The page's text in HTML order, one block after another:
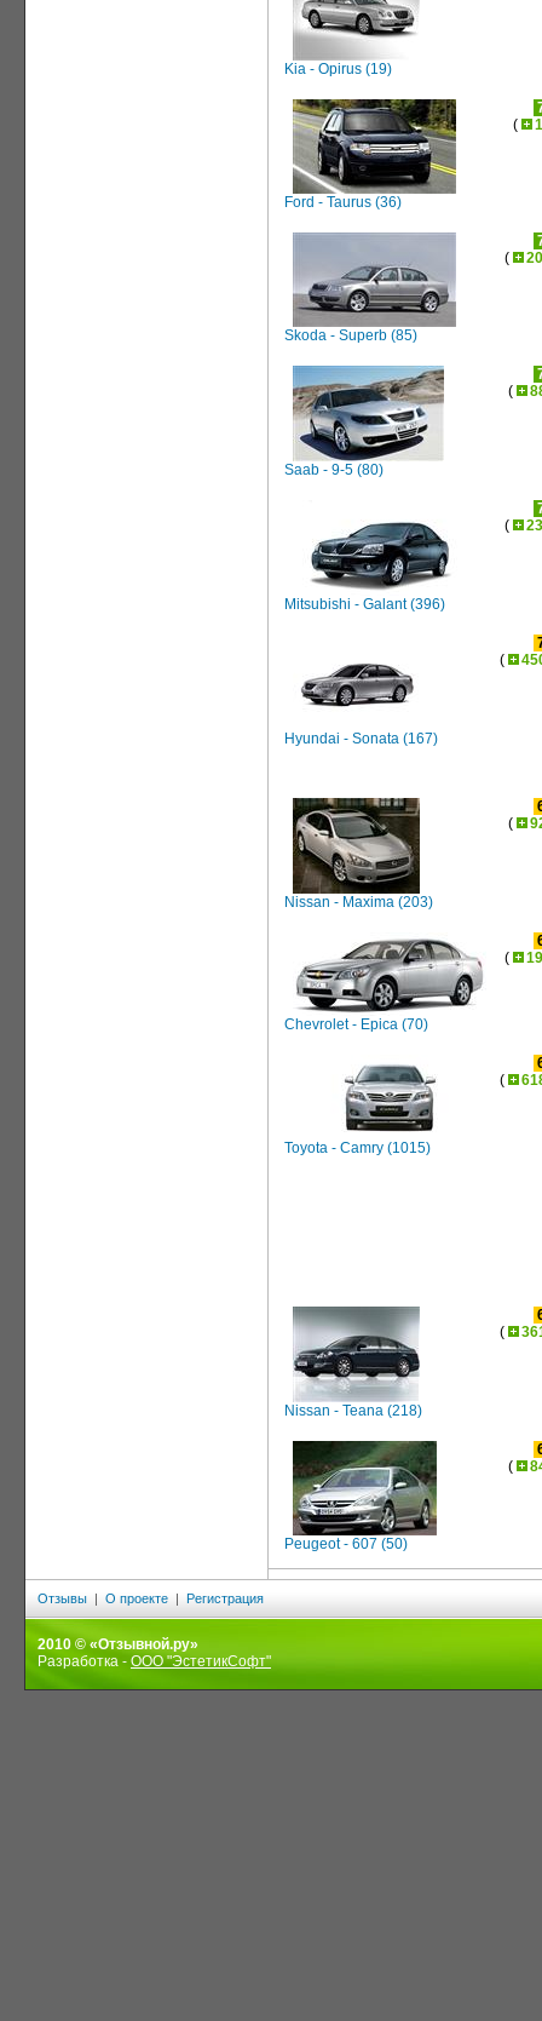
Kia - Opirus (19)
Ford - Taurus (36)
(
Skoda - Superb (85)
(
Saab - 9-5 (80)
(
Mitsubishi - Galant (396)
(
Hyundai - Sonata (167)
(
Nissan - Maxima (203)
(
Chevrolet - Epica (70)
(
Toyota - Camry (1015)
(
Nissan - Teana (218)
(
Peugeot - 607 (50)
(
Отзывы | О проекте | Регистрация
2010 © «Отзывной.ру»
Разработка - ООО "ЭстетикСофт"